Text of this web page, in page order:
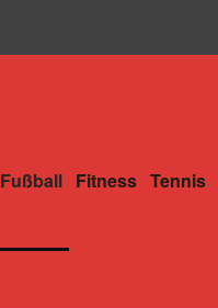
Fußball Fitness Tennis